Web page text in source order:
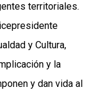
territoriales.
y Cultura,
y la
y dan vida al